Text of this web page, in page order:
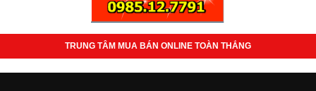
TRUNG TÂM MUA BÁN ONLINE TOÀN THẮNG